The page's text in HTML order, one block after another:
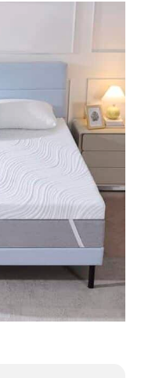
l'installation.
72 HEURES
DEBALLAGE - Le
du
en fonction